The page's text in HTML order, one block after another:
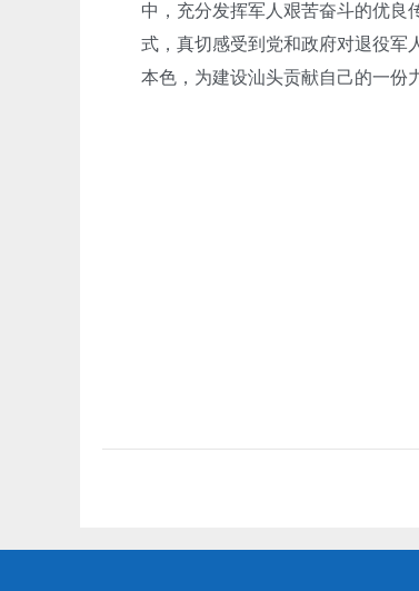
中，充分发挥军人艰苦奋斗的优良
式，真切感受到党和政府对退役军
本色，为建设汕头贡献自己的一份